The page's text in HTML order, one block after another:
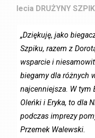
lecia DRUŻYNY
„Dziękuję, jako
Szpiku, razem z
wsparcie i
biegamy dla różnych
najcenniejsza. W tym
Oleńki i Eryka, to dla
podczas imprezy
Przemek Walewski.